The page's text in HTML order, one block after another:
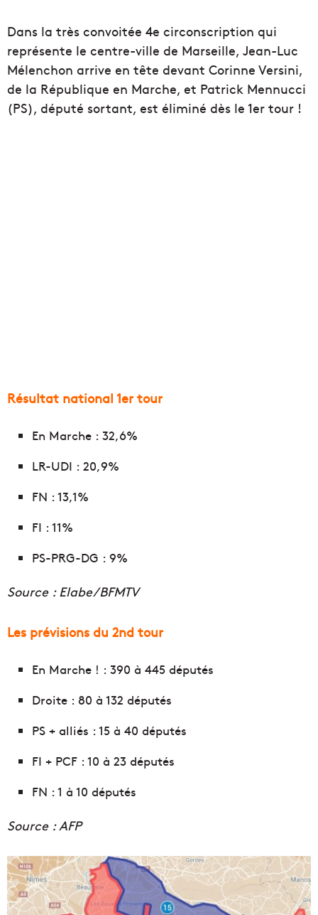
Dans la très convoitée 4e circonscription qui
représente le centre-ville de Marseille, Jean-Luc
Mélenchon arrive en tête devant Corinne Versini,
de la République en Marche, et Patrick Mennucci
(PS), député sortant, est éliminé dès le 1er tour !
Résultat national 1er tour
En Marche : 32,6%
LR-UDI : 20,9%
FN : 13,1%
FI : 11%
PS-PRG-DG : 9%
Source : Elabe/BFMTV
Les prévisions du 2nd tour
En Marche ! : 390 à 445 députés
Droite : 80 à 132 députés
PS + alliés : 15 à 40 députés
FI + PCF : 10 à 23 députés
FN : 1 à 10 députés
Source : AFP